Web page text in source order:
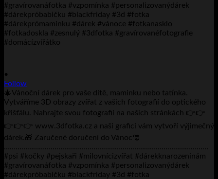
•
Follow
🎄Vánoční dárek pro vaše dítě, maminku nebo tatínka.
Vytváříme 3D obrazy zvířat z vašich fotografií do optického
křišťálu. Nahrajte svou fotografii na našich stránkách 👉👉
👉👉👉 www.3dfotka.cz a naši grafici vám vytvoří výjimečný
dárek.🎁 Zaručené doručení do Vánoc🎅
……………………………………………………………………………………………
#psi #kočky #pejskaři #milovnícizvířat #dárekknarozeninám
#gravírovanáfotka #vzpomínka #personalizovanýdárek
#dárekpróbabičku #blackfriday #3d #fotka